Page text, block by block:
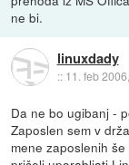
ne bi.
linuxdady
:: 11. feb
Da ne bo ugibanj -
Zaposlen sem v
mene zaposlenih